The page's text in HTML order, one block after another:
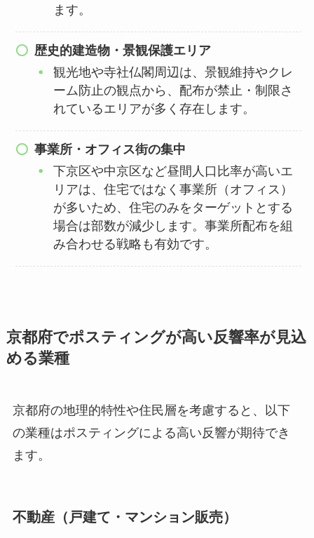
ます。
歴史的建造物・景観保護エリア
観光地や寺社仏閣周辺は、景観維持やクレ
ーム防止の観点から、配布が禁止・制限さ
れているエリアが多く存在します。
事業所・オフィス街の集中
下京区や中京区など昼間人口比率が高いエ
リアは、住宅ではなく事業所（オフィス）
が多いため、住宅のみをターゲットとする
場合は部数が減少します。事業所配布を組
み合わせる戦略も有効です。
京都府でポスティングが高い反響率が見込
める業種
京都府の地理的特性や住民層を考慮すると、以下
の業種はポスティングによる高い反響が期待でき
ます。
不動産（戸建て・マンション販売）